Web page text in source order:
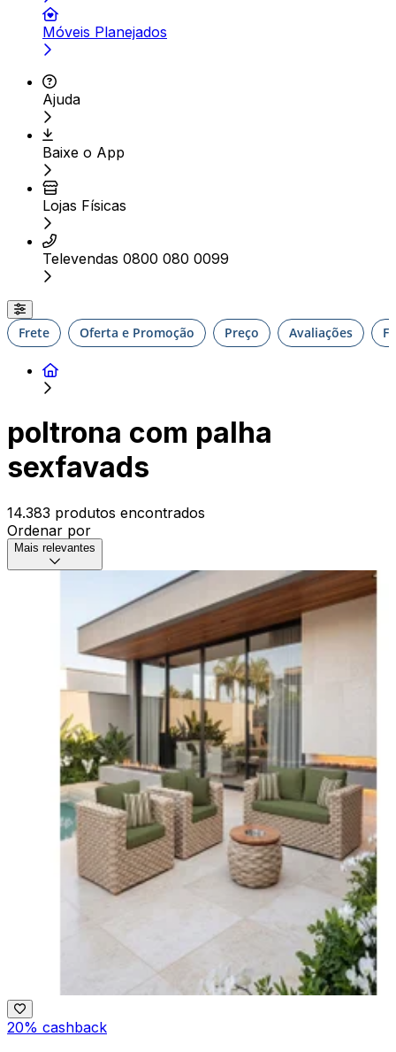
Móveis Planejados
Ajuda
Baixe o App
Lojas Físicas
Televendas 0800 080 0099
Frete Oferta e Promoção Preço Avaliações
poltrona com palha
sexfavads
14.383 produtos encontrados
Ordenar por
Mais relevantes
20% cashback